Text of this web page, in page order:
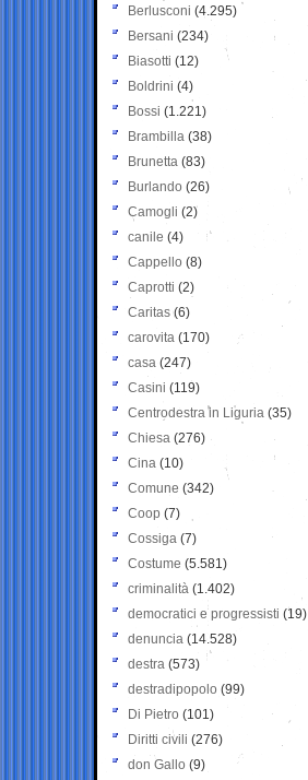
Berlusconi (4.295)
Bersani (234)
Biasotti (12)
Boldrini (4)
Bossi (1.221)
Brambilla (38)
Brunetta (83)
Burlando (26)
Camogli (2)
canile (4)
Cappello (8)
Caprotti (2)
Caritas (6)
carovita (170)
casa (247)
Casini (119)
Centrodestra in Liguria (35)
Chiesa (276)
Cina (10)
Comune (342)
Coop (7)
Cossiga (7)
Costume (5.581)
criminalità (1.402)
democratici e progressisti (19)
denuncia (14.528)
destra (573)
destradipopolo (99)
Di Pietro (101)
Diritti civili (276)
don Gallo (9)